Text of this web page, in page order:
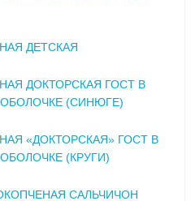
ДЕТСКАЯ
ДОКТОРСКАЯ ГОСТ В
(СИНЮГЕ)
«ДОКТОРСКАЯ» ГОСТ В
(КРУГИ)
САЛЬЧИЧОН